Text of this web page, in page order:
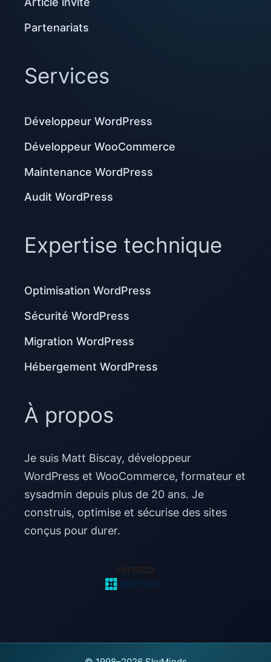
Partenariats
Services
Développeur WordPress
Développeur WooCommerce
Maintenance WordPress
Audit WordPress
Expertise technique
Optimisation WordPress
Sécurité WordPress
Migration WordPress
Hébergement WordPress
À propos
Je suis Matt Biscay, développeur
WordPress et WooCommerce, formateur et
sysadmin depuis plus de 20 ans. Je
construis, optimise et sécurise des sites
conçus pour durer.